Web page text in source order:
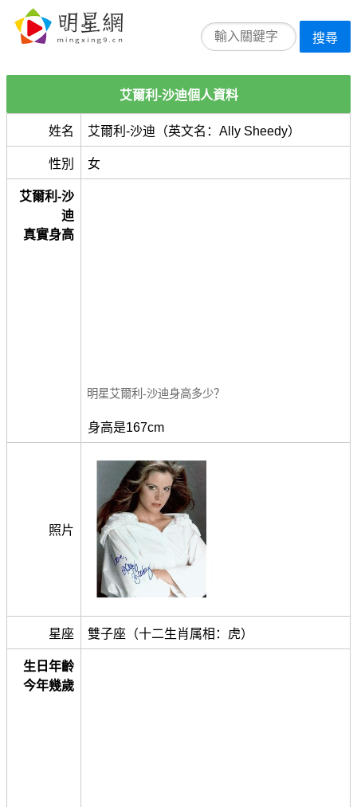
搜尋
艾爾利-沙迪個人資料
姓名 艾爾利-沙迪（英文名：Ally Sheedy）
性別 女
艾爾利-沙
迪
真實身高
明星艾爾利-沙迪身高多少？
身高是167cm
照片
星座 雙子座（十二生肖属相：虎）
生日年齡
今年幾歲